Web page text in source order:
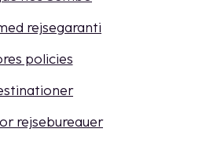
rejsegaranti
policies
rejsebureauer